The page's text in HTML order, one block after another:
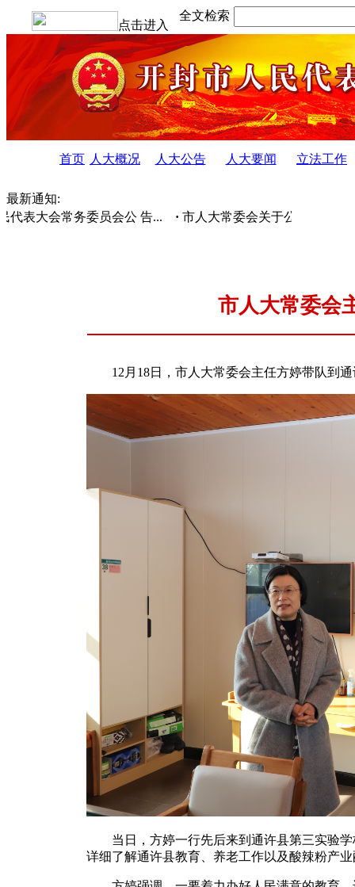
点击进入
全文检索
首页 人大概况 人大公告 人大要闻 立法工作
最新通知:
表大会常务委员会公 告...
市人大常委会关于公开征集2025
市人大常委会
12月18日，市人大常委会主任方婷带队到通
当日，方婷一行先后来到通许县第三实验学
详细了解通许县教育、养老工作以及酸辣粉产